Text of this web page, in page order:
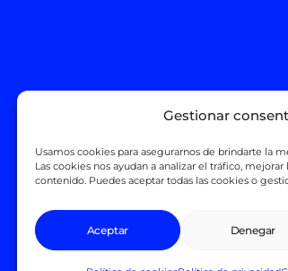
Gestionar
Usamos cookies para asegurarnos de brindarte la
Las cookies nos ayudan a analizar el tráfico,
contenido. Puedes aceptar todas las cookies o
Aceptar Denegar